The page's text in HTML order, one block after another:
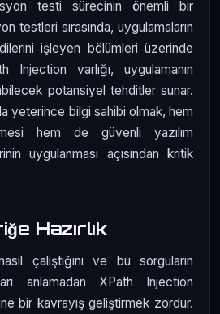
testi sürecinin önemli bir
testleri sırasında, uygulamaların
işleyen bölümleri üzerinde
Injection varlığı, uygulamanın
potansiyel tehditler sunar.
yeterince bilgi sahibi olmak, hem
hem de güvenli yazılım
uygulanması açısından kritik
Hazırlık
çalıştığını ve bu sorguların
anlamadan XPath Injection
bir kavrayış geliştirmek zordur.